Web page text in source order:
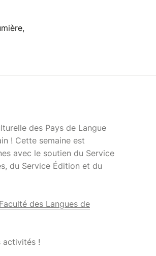
des Pays de Langue
! Cette semaine est
avec le soutien du Service
du Service Édition et du
des Langues de
activités !